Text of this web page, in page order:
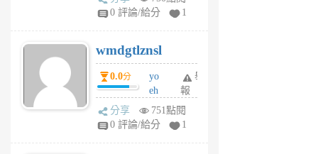
Jc
R
P
m
v
A
V
0 評論/給分
1
wmdgtlznsl
0.0分
yo
eh
ld
gy
舉
報
分享
751點閱
0 評論/給分
1